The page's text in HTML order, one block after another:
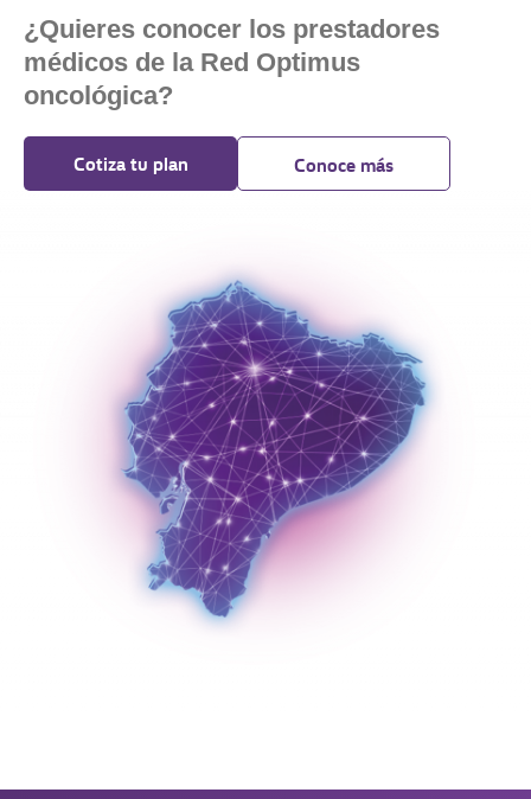
¿Quieres conocer los prestadores
médicos de la Red Optimus
oncológica?
Cotiza tu plan Conoce más